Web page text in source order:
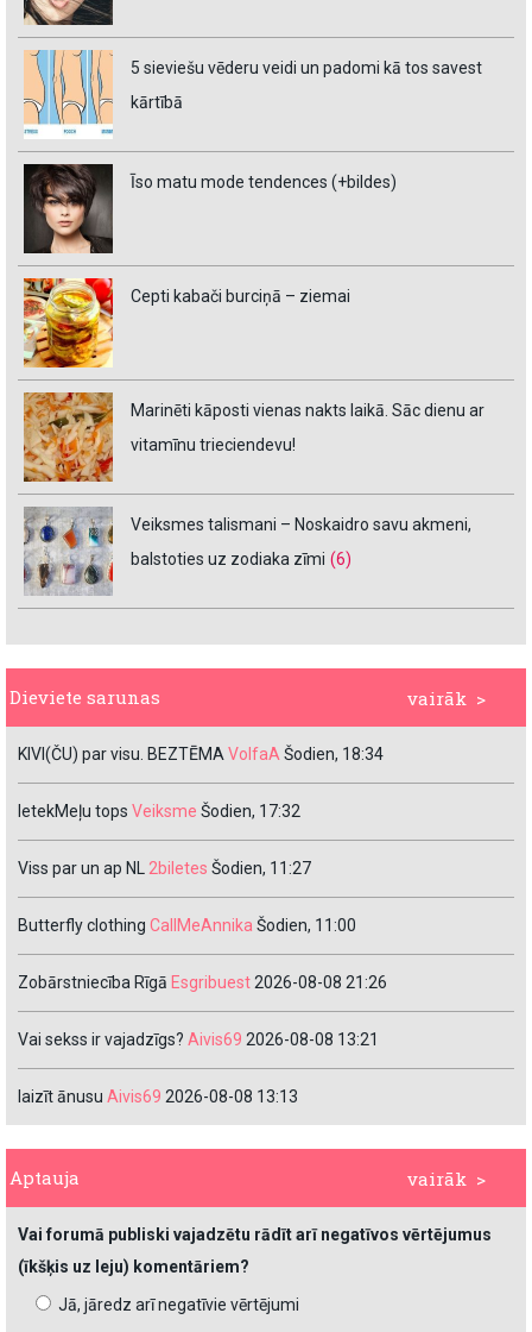
5 sieviešu vēderu veidi un padomi kā tos savest
kārtībā
Īso matu mode tendences (+bildes)
Cepti kabači burciņā – ziemai
Marinēti kāposti vienas nakts laikā. Sāc dienu ar
vitamīnu trieciendevu!
Veiksmes talismani – Noskaidro savu akmeni,
balstoties uz zodiaka zīmi (6)
vairāk >
Dieviete sarunas
KIVI(ČU) par visu. BEZTĒMAVolfaAŠodien, 18:34
IetekMeļu tops Veiksme Šodien, 17:32
Viss par un ap NL2biletes Šodien, 11:27
Butterfly clothing CallMeAnnika Šodien, 11:00
Zobārstniecība Rīgā Esgribuest2026-08-08 21:26
Vai sekss ir vajadzīgs? Aivis69 2026-08-08 13:21
laizīt ānusu Aivis69 2026-08-08 13:13
vairāk >
Aptauja
Vai forumā publiski vajadzētu rādīt arī negatīvos vērtējumus
(īkšķis uz leju) komentāriem?
Jā, jāredz arī negatīvie vērtējumi